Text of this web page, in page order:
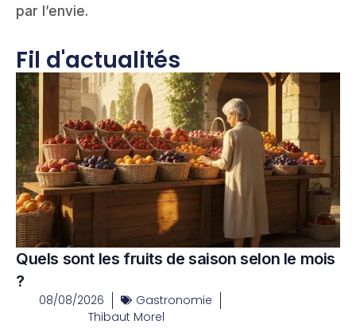
par l’envie.
Fil d'actualités
Quels sont les fruits de saison selon le mois
?
08/08/2026
Gastronomie
Thibaut Morel